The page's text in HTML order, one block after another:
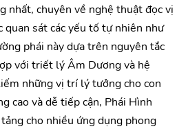
nhất, chuyên về nghệ thuật đọc vị
quan sát các yếu tố tự nhiên như
phái này dựa trên nguyên tắc
với triết lý Âm Dương và hệ
những vị trí lý tưởng cho con
cao và dễ tiếp cận, Phái Hình
cho nhiều ứng dụng phong